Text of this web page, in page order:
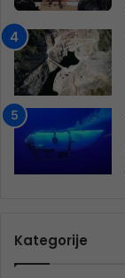
Kategorije